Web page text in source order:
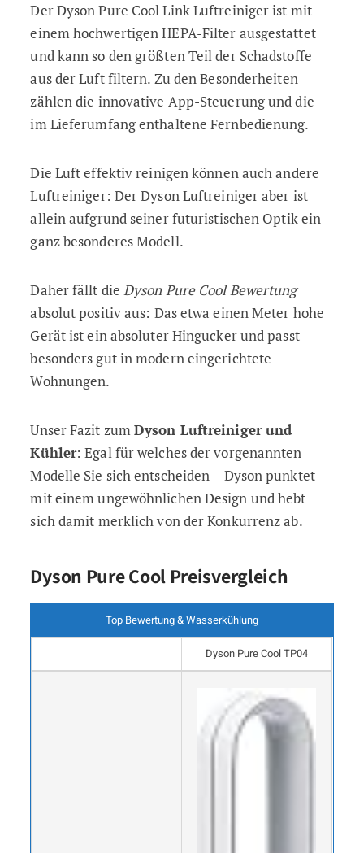
Der Dyson Pure Cool Link Luftreiniger ist mit
einem hochwertigen HEPA-Filter ausgestattet
und kann so den größten Teil der Schadstoffe
aus der Luft filtern. Zu den Besonderheiten
zählen die innovative App-Steuerung und die
im Lieferumfang enthaltene Fernbedienung.
Die Luft effektiv reinigen können auch andere
Luftreiniger: Der Dyson Luftreiniger aber ist
allein aufgrund seiner futuristischen Optik ein
ganz besonderes Modell.
Daher fällt dieDyson Pure Cool Bewertung
absolut positiv aus: Das etwa einen Meter hohe
Gerät ist ein absoluter Hingucker und passt
besonders gut in modern eingerichtete
Wohnungen.
Unser Fazit zumDyson Luftreiniger und
Kühler: Egal für welches der vorgenannten
Modelle Sie sich entscheiden – Dyson punktet
mit einem ungewöhnlichen Design und hebt
sich damit merklich von der Konkurrenz ab.
Dyson Pure Cool Preisvergleich
Top Bewertung & Wasserkühlung
Dyson Pure Cool TP04